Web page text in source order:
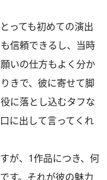
っても初めての演出
信頼できるし、当時
いの仕方もよく分か
きで、彼に寄せて脚
に落とし込むタフな
に出して言ってくれ
が、1作品につき、何
す。それが彼の魅力